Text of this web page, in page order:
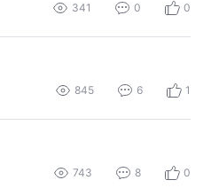
341 0 0
845 6 1
743 8 0